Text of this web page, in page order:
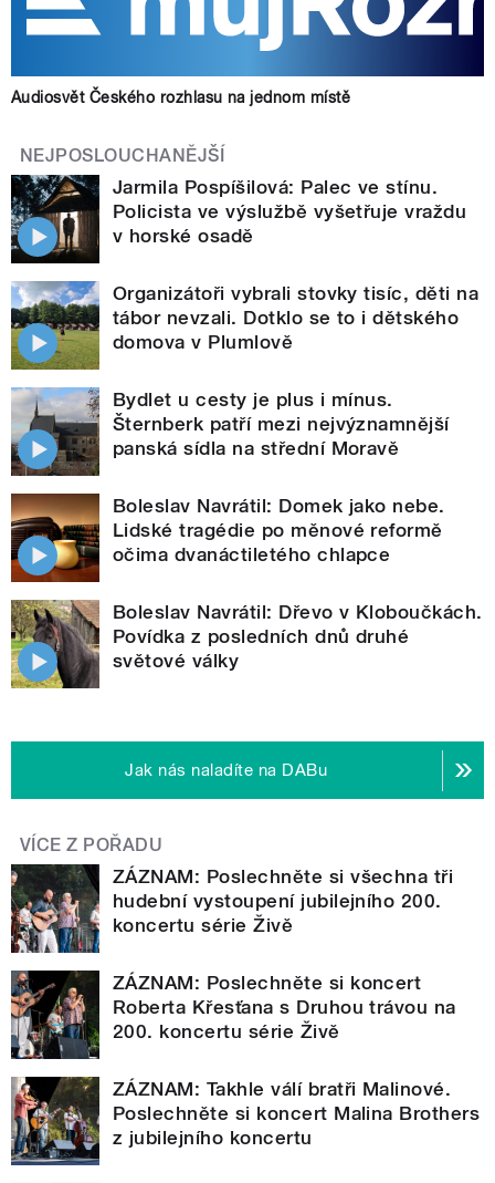
Audiosvět Českého rozhlasu na jednom místě
NEJPOSLOUCHANĚJŠÍ
Jarmila Pospíšilová: Palec ve stínu.
Policista ve výslužbě vyšetřuje vraždu
v horské osadě
Organizátoři vybrali stovky tisíc, děti na
tábor nevzali. Dotklo se to i dětského
domova v Plumlově
Bydlet u cesty je plus i mínus.
Šternberk patří mezi nejvýznamnější
panská sídla na střední Moravě
Boleslav Navrátil: Domek jako nebe.
Lidské tragédie po měnové reformě
očima dvanáctiletého chlapce
Boleslav Navrátil: Dřevo v Kloboučkách.
Povídka z posledních dnů druhé
světové války
Jak nás naladíte na DABu
VÍCE Z POŘADU
ZÁZNAM: Poslechněte si všechna tři
hudební vystoupení jubilejního 200.
koncertu série Živě
ZÁZNAM: Poslechněte si koncert
Roberta Křesťana s Druhou trávou na
200. koncertu série Živě
ZÁZNAM: Takhle válí bratři Malinové.
Poslechněte si koncert Malina Brothers
z jubilejního koncertu